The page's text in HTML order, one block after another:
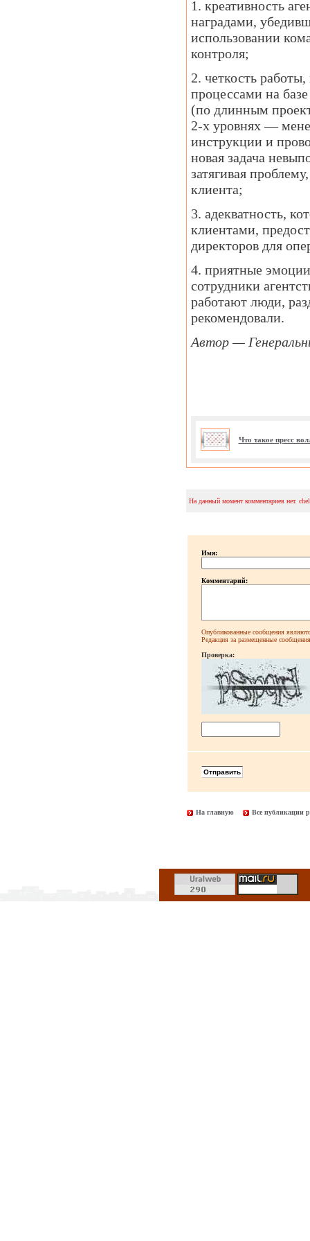
1. креативность
наградами,
использовании
контроля;
2. четкость
процессами на
(по длинным
2-х уровнях —
инструкции и
новая задача
затягивая
клиента;
3. адекватность,
клиентами,
директоров для
4. приятные
сотрудники
работают люди,
рекомендовали.
Автор —
Что такое пресс
На данный момент комментариев нет.
Имя:
Комментарий:
Опубликованные сообщения
Редакция за размещенные сообщения
Проверка:
На главную Все публикации